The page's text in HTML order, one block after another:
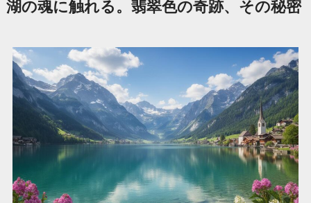
湖の魂に触れる。翡翠色の奇跡、その秘密